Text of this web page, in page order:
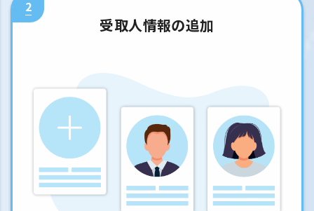
2
受取人情報の追加